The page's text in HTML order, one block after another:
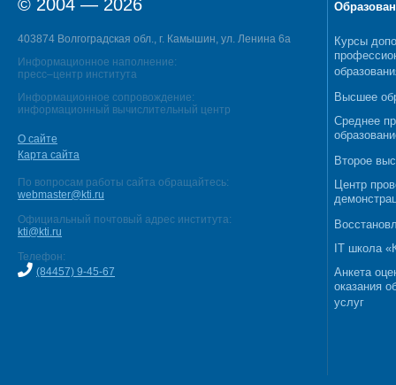
© 2004 — 2026
403874 Волгоградская обл., г. Камышин, ул. Ленина 6а
Информационное наполнение:
пресс–центр института
Информационное сопровождение:
информационный вычислительный центр
О сайте
Карта сайта
По вопросам работы сайта обращайтесь:
webmaster@kti.ru
Официальный почтовый адрес института:
kti@kti.ru
Телефон:
(84457) 9-45-67
Курсы
Высшее
Среднее
Второе
Центр
IT школа
Анкета
оказания
услуг